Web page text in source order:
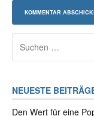
nach:
NEUESTE
Den Wert für eine